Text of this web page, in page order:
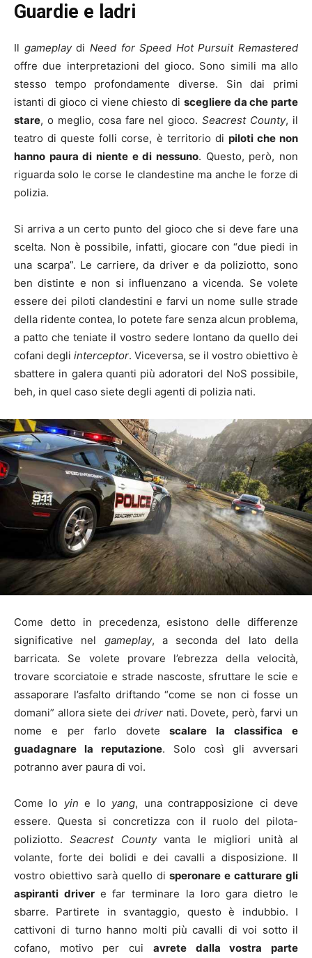
Guardie e ladri
Il gameplaydi Need for Speed Hot Pursuit Remastered
offre due interpretazioni del gioco. Sono simili ma allo
stesso tempo profondamente diverse. Sin dai primi
istanti di gioco ci viene chiesto di scegliere da che parte
stare, o meglio, cosa fare nel gioco.Seacrest County, il
teatro di queste folli corse, è territorio di piloti che non
hanno paura di niente e di nessuno. Questo, però, non
riguarda solo le corse le clandestine ma anche le forze di
polizia.
Si arriva a un certo punto del gioco che si deve fare una
scelta. Non è possibile, infatti, giocare con “due piedi in
una scarpa”. Le carriere, da driver e da poliziotto, sono
ben distinte e non si influenzano a vicenda. Se volete
essere dei piloti clandestini e farvi un nome sulle strade
della ridente contea, lo potete fare senza alcun problema,
a patto che teniate il vostro sedere lontano da quello dei
cofani degli interceptor. Viceversa, se il vostro obiettivo è
sbattere in galera quanti più adoratori del NoS possibile,
beh, in quel caso siete degli agenti di polizia nati.
Come detto in precedenza, esistono delle differenze
significative nel gameplay, a seconda del lato della
barricata. Se volete provare l’ebrezza della velocità,
trovare scorciatoie e strade nascoste, sfruttare le scie e
assaporare l’asfalto driftando “come se non ci fosse un
domani” allora siete deidriver nati. Dovete, però, farvi un
nome e per farlo dovetescalare la classifica e
guadagnare la reputazione. Solo così gli avversari
potranno aver paura di voi.
Come lo yin e lo yang, una contrapposizione ci deve
essere. Questa si concretizza con il ruolo del pilota-
poliziotto.Seacrest Countyvanta le migliori unità al
volante, forte dei bolidi e dei cavalli a disposizione. Il
vostro obiettivo sarà quello disperonare e catturare gli
aspiranti driver e far terminare la loro gara dietro le
sbarre. Partirete in svantaggio, questo è indubbio. I
cattivoni di turno hanno molti più cavalli di voi sotto il
cofano, motivo per cui avrete dalla vostra parte